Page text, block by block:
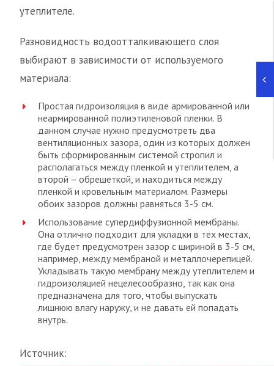
утеплителе.
Разновидность водоотталкивающего слоя
выбирают в зависимости от используемого
материала:
Простая гидроизоляция в виде армированной или
неармированной полиэтиленовой пленки. В
данном случае нужно предусмотреть два
вентиляционных зазора, один из которых должен
быть сформированным системой стропил и
располагаться между пленкой и утеплителем, а
второй – обрешеткой, и находиться между
пленкой и кровельным материалом. Размеры
обоих зазоров должны равняться 3-5 см.
Использование супердиффузионной мембраны.
Она отлично подходит для укладки в тех местах,
где будет предусмотрен зазор с шириной в 3-5 см,
например, между мембраной и металлочерепицей.
Укладывать такую мембрану между утеплителем и
гидроизоляцией нецелесообразно, так как она
предназначена для того, чтобы выпускать
лишнюю влагу наружу, и не давать ей попадать
внутрь.
Источник: